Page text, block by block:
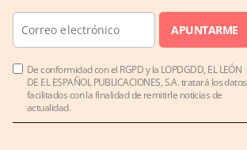
APUNTARME
De conformidad con el RGPD y la LOPDGDD, EL LEÓN
DE EL ESPAÑOL PUBLICACIONES, S.A. tratará los datos
facilitados con la finalidad de remitirle noticias de
actualidad.